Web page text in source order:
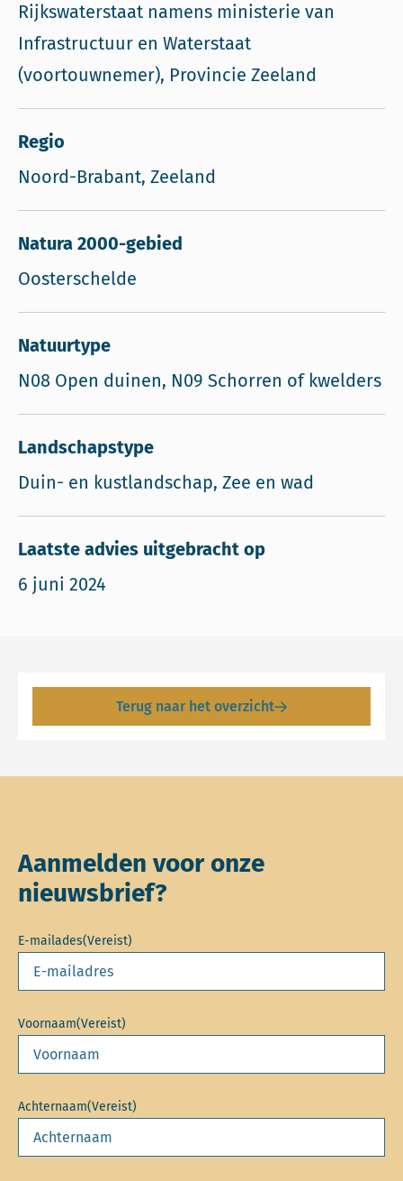
Rijkswaterstaat namens ministerie van
Infrastructuur en Waterstaat
(voortouwnemer), Provincie Zeeland
Regio
Noord-Brabant, Zeeland
Natura 2000-gebied
Oosterschelde
Natuurtype
N08 Open duinen, N09 Schorren of kwelders
Landschapstype
Duin- en kustlandschap, Zee en wad
Laatste advies uitgebracht op
6 juni 2024
Terug naar het overzicht
Aanmelden voor onze
nieuwsbrief?
E-mailades(Vereist)
Voornaam(Vereist)
Achternaam(Vereist)